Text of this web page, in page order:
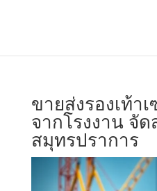
ขายส่งรองเท้า
จากโรงงาน จัด
สมุทรปราการ